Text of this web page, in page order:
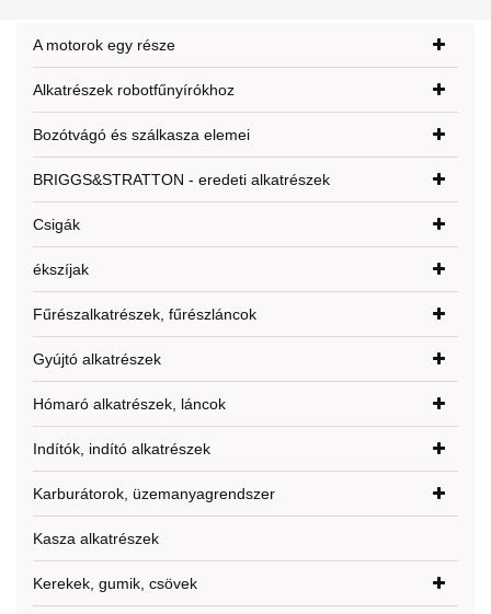
A motorok egy része
Alkatrészek robotfűnyírókhoz
Bozótvágó és szálkasza elemei
BRIGGS&STRATTON - eredeti alkatrészek
Csigák
ékszíjak
Fűrészalkatrészek, fűrészláncok
Gyújtó alkatrészek
Hómaró alkatrészek, láncok
Indítók, indító alkatrészek
Karburátorok, üzemanyagrendszer
Kasza alkatrészek
Kerekek, gumik, csövek